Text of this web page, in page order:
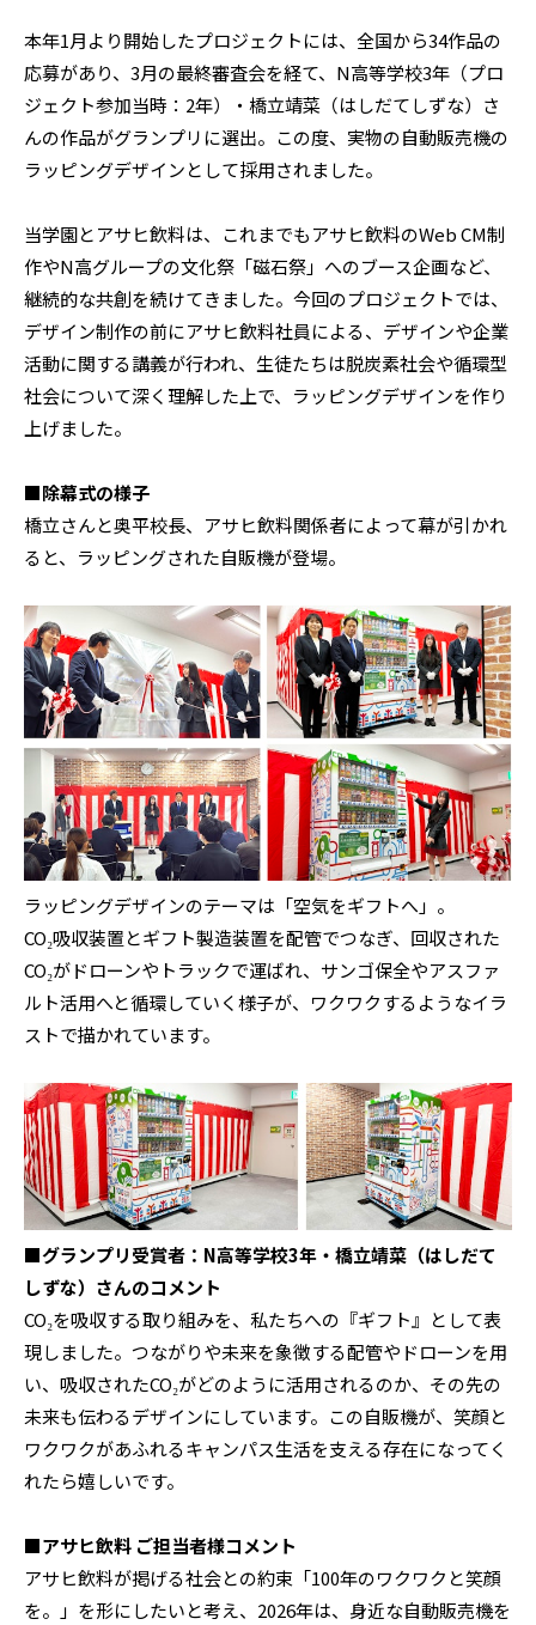
本年1月より開始したプロジェクトには、全国から34作品の
応募があり、3月の最終審査会を経て、N高等学校3年（プロ
ジェクト参加当時：2年）・橋立靖菜（はしだてしずな）さ
んの作品がグランプリに選出。この度、実物の自動販売機の
ラッピングデザインとして採用されました。
当学園とアサヒ飲料は、これまでもアサヒ飲料のWeb CM制
作やN高グループの文化祭「磁石祭」へのブース企画など、
継続的な共創を続けてきました。今回のプロジェクトでは、
デザイン制作の前にアサヒ飲料社員による、デザインや企業
活動に関する講義が行われ、生徒たちは脱炭素社会や循環型
社会について深く理解した上で、ラッピングデザインを作り
上げました。
■除幕式の様子
橋立さんと奥平校長、アサヒ飲料関係者によって幕が引かれ
ると、ラッピングされた自販機が登場。
ラッピングデザインのテーマは「空気をギフトへ」。
CO₂吸収装置とギフト製造装置を配管でつなぎ、回収された
CO₂がドローンやトラックで運ばれ、サンゴ保全やアスファ
ルト活用へと循環していく様子が、ワクワクするようなイラ
ストで描かれています。
■グランプリ受賞者：N高等学校3年・橋立靖菜（はしだて
しずな）さんのコメント
CO₂を吸収する取り組みを、私たちへの『ギフト』として表
現しました。つながりや未来を象徴する配管やドローンを用
い、吸収されたCO₂がどのように活用されるのか、その先の
未来も伝わるデザインにしています。この自販機が、笑顔と
ワクワクがあふれるキャンパス生活を支える存在になってく
れたら嬉しいです。
■アサヒ飲料 ご担当者様コメント
アサヒ飲料が掲げる社会との約束「100年のワクワクと笑顔
を。」を形にしたいと考え、2026年は、身近な自動販売機を